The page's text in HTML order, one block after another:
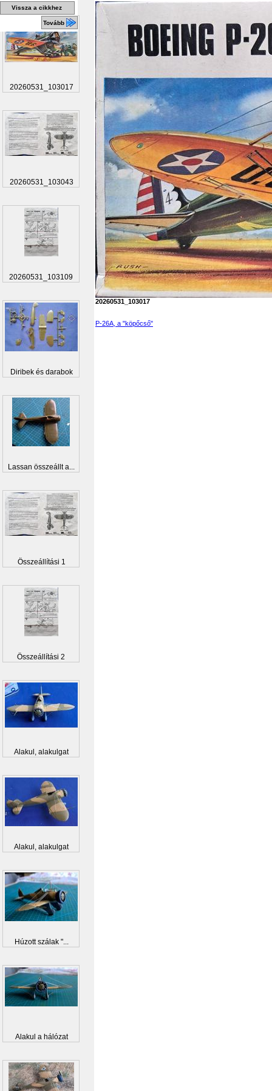
20260531_103017
P-26A, a "köpőcső"
Vissza a cikkhez
Tovább
20260531_103017
20260531_103043
20260531_103109
Diribek és darabok
Lassan összeállt a...
Összeállítási 1
Összeállítási 2
Alakul, alakulgat
Alakul, alakulgat
Húzott szálak "...
Alakul a hálózat